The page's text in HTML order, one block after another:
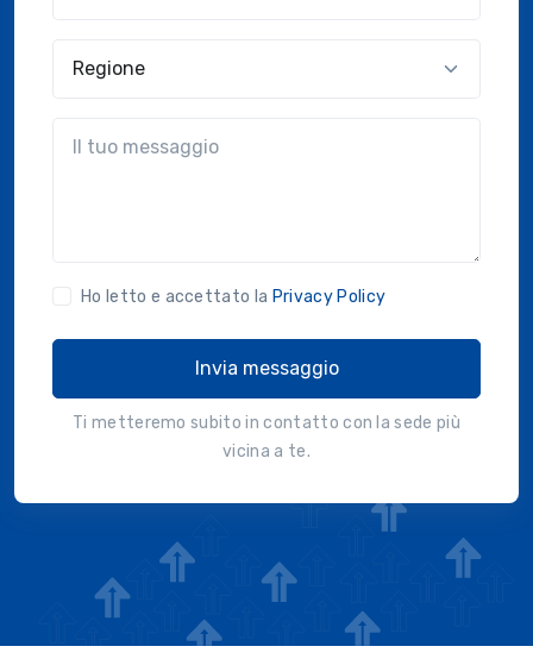
Ho letto e accettato la Privacy Policy
Invia messaggio
Ti metteremo subito in contatto con la sede più
vicina a te.